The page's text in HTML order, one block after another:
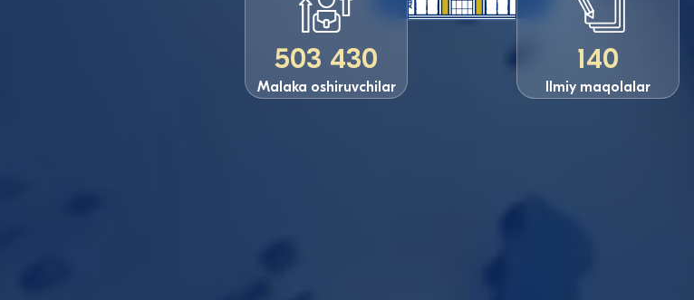
503 430
Malaka oshiruvchilar
140
Ilmiy maqolalar